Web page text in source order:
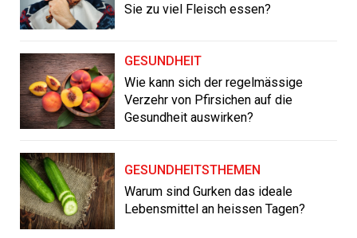
Sie zu viel Fleisch essen?
GESUNDHEIT
Wie kann sich der regelmässige
Verzehr von Pfirsichen auf die
Gesundheit auswirken?
GESUNDHEITSTHEMEN
Warum sind Gurken das ideale
Lebensmittel an heissen Tagen?